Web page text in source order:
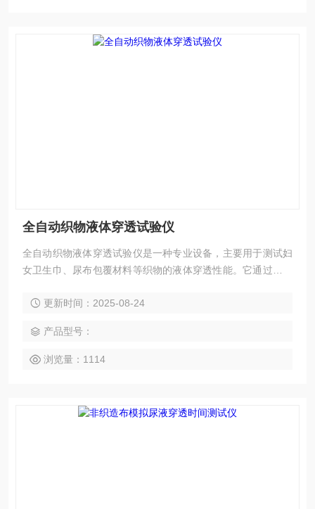
全自动织物液体穿透试验仪
全自动织物液体穿透试验仪是一种专业设备，主要用于测试妇
女卫生巾、尿布包覆材料等织物的液体穿透性能。它通过模拟
透过试样所需的时间，从而评估材料的渗透性能。
更新时间：2025-08-24
产品型号：
浏览量：1114